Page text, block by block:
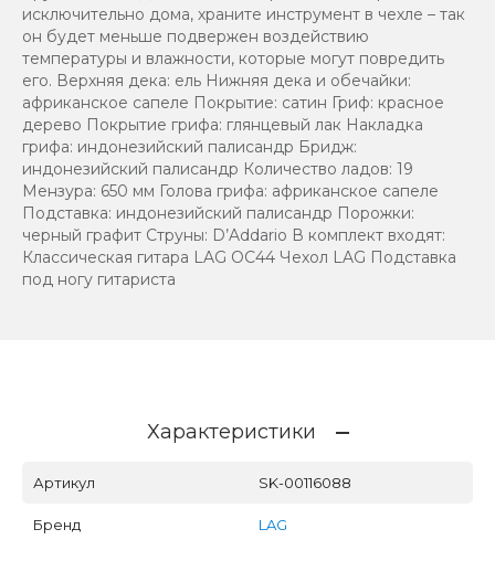
исключительно дома, храните инструмент в чехле – так
он будет меньше подвержен воздействию
температуры и влажности, которые могут повредить
его. Верхняя дека: ель Нижняя дека и обечайки:
африканское сапеле Покрытие: сатин Гриф: красное
дерево Покрытие грифа: глянцевый лак Накладка
грифа: индонезийский палисандр Бридж:
индонезийский палисандр Количество ладов: 19
Мензура: 650 мм Голова грифа: африканское сапеле
Подставка: индонезийский палисандр Порожки:
черный графит Струны: D’Addario В комплект входят:
Классическая гитара LAG OC44 Чехол LAG Подставка
под ногу гитариста
Характеристики
Артикул SK-00116088
Бренд LAG